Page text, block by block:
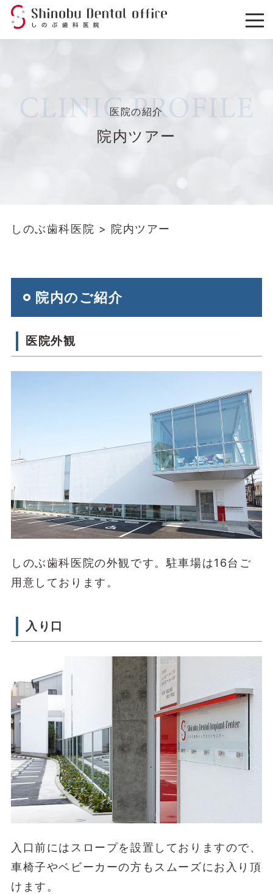
医院の紹介
院内ツアー
しのぶ歯科医院 > 院内ツアー
院内のご紹介
医院外観
しのぶ歯科医院の外観です。駐車場は16台ご
用意しております。
入り口
入口前にはスロープを設置しておりますので、
車椅子やベビーカーの方もスムーズにお入り頂
けます。